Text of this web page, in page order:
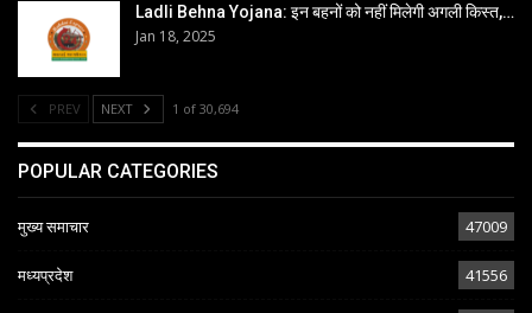
Ladli Behna Yojana: इन बहनों को नहीं मिलेगी अगली किस्त,…
Jan 18, 2025
PREV NEXT 1 of 30,694
POPULAR CATEGORIES
मुख्य समाचार 47009
मध्यप्रदेश 41556